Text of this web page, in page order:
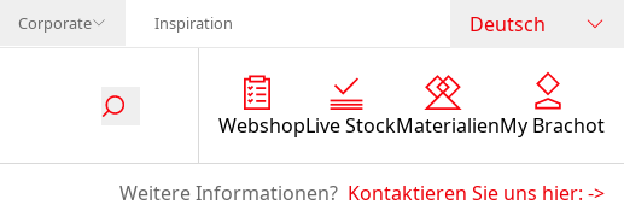
Corporate Inspiration Deutsch
WebshopLive StockMaterialienMy Brachot
Weitere Informationen? Kontaktieren Sie uns hier: ->